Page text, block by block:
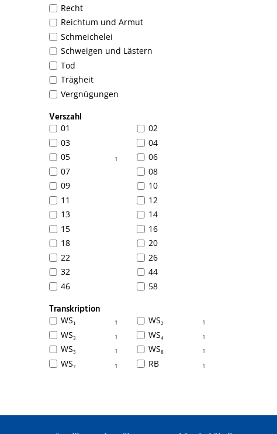
Recht
Reichtum und Armut
Schmeichelei
Schweigen und Lästern
Tod
Trägheit
Vergnügungen
Verszahl
01
02
03
04
1
05
06
07
08
09
10
11
12
13
14
15
16
18
20
22
26
32
44
46
58
Transkription
1
WS₁ 1
WS₂
1
WS₃ 1
WS₄
1
WS₅ 1
WS₆
1
WS₇ 1
RB